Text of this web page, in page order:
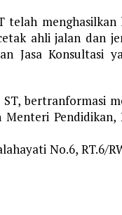
telah
ahli jalan dan
Jasa Konsultasi
bertranformasi
No.6, RT.6/